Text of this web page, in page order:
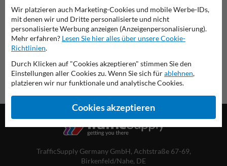
Übersicht der offiziellen Verkehrsschilder
Verkehrsschildkaufen.de
TrafficSupply Germany GmbH, Achtstraße 67-69,
Birkenfeld/Nahe, DE
Wir platzieren auch Marketing-Cookies und mobile Werbe-IDs,
mit denen wir und Dritte personalisierte und nicht
personalisierte Werbung anzeigen (Anzeigenpersonalisierung).
Mehr erfahren? Lesen Sie hier alles über unsere Cookie-
Richtlinien.
Durch Klicken auf "Cookies akzeptieren" stimmen Sie den
Einstellungen aller Cookies zu. Wenn Sie sich fürablehnen,
platzieren wir nur funktionale und analytische Cookies.
Cookies akzeptieren